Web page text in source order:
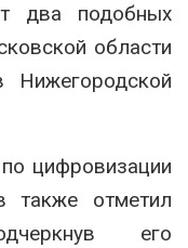
два подобных
области
цифровизации
также отметил
его